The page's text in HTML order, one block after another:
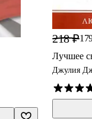
218 ₽
Лучшее
Джулия